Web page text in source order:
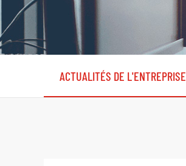
ACTUALITÉS DE L'ENTREPRISE